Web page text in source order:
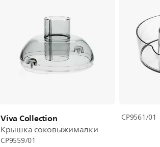
Viva Collection
Крышка соковыжималки
CP9559/01
CP9561/01